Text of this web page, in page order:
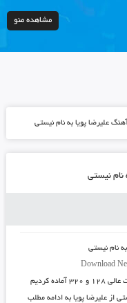
مشاهده منو
علیرضا پویا به نام نیستی
نام نیستی
به نامنیستی
Download
آماده کردیم
از علیرضا پویا به ادامه مطلب